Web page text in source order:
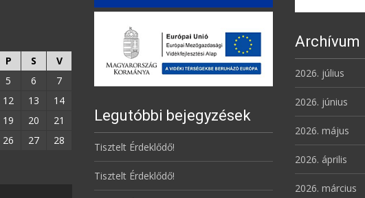
Archívum
2026. július
2026. június
2026. május
2026. április
2026. március
P S
V
5 6
7
12 13
14
19 20
21
26 27
28
Legutóbbi bejegyzések
Tisztelt Érdeklődő!
Tisztelt Érdeklődő!